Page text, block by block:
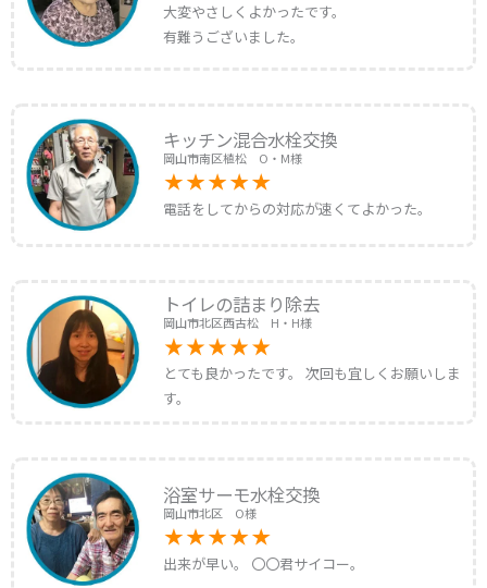
大変やさしくよかったです。
有難うございました。
キッチン混合水栓交換
岡山市南区植松 O・M様
電話をしてからの対応が速くてよかった。
トイレの詰まり除去
岡山市北区西古松 H・H様
とても良かったです。 次回も宜しくお願いしま
す。
浴室サーモ水栓交換
岡山市北区 O様
出来が早い。 〇〇君サイコー。